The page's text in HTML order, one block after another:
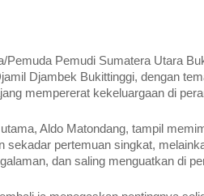
Pemuda Pemudi Sumatera Utara
Djambek Bukittinggi, dengan
mempererat kekeluargaan di
Aldo Matondang, tampil
sekadar pertemuan singkat,
dan saling menguatkan di